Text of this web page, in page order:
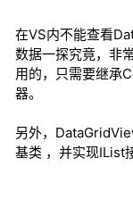
在VS内不能查看
数据一探究竟，非
用的，只需要继承
器。
另外，
基类 ，并实现IList